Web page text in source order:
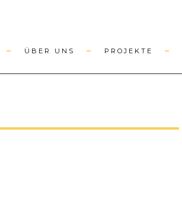
ÜBER UNS PROJEKTE